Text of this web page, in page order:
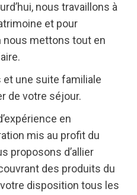
nous travaillons à
et pour
nous mettons tout en
une suite familiale
de votre séjour.
en
mis au profit du
proposons d’allier
des produits du
disposition tous les